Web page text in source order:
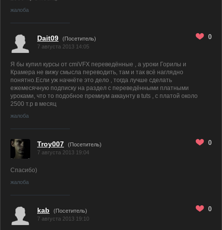
жалоба
Dait09
(Посетитель)
7 августа 2013 14:05
0
Я бы купил курсы от cmiVFX переведённые , а уроки Горилы и
Крамера не вижу смысла переводить, там и так всё наглядно
понятно.Если уж начнёте это дело , тогда лучше сделать
ежемесячную подписку на раздел с переведёнными платными
уроками, что то подобное премиум аккаунту в tuts , с платой около
2500 т.р в месяц
жалоба
Troy007
(Посетитель)
7 августа 2013 19:04
0
Спасибо)
жалоба
kab
(Посетитель)
7 августа 2013 19:10
0